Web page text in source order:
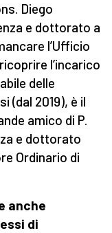
Diego
e dottorato a
l’Ufficio
l’incarico
delle
(dal 2019), è il
amico di P.
e dottorato
Ordinario di
anche
di